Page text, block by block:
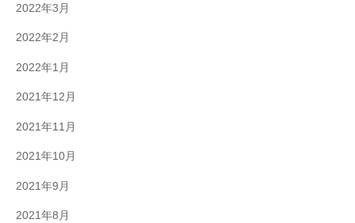
2022年3月
2022年2月
2022年1月
2021年12月
2021年11月
2021年10月
2021年9月
2021年8月